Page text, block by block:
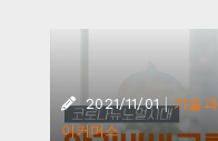
2021/11/01 | 기술
이커머스